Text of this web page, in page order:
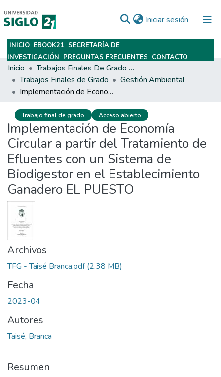
Iniciar sesión (current)
Subir
INICIO EBOOK21 SECRETARÍA DE
INVESTIGACIÓN PREGUNTAS FRECUENTES CONTACTO
Inicio
Trabajos Finales De Grado Y Posgrado
Trabajos Finales de Grado
Gestión Ambiental
Implementación de Economía Circular a partir del Tratamiento de Efluentes con un Sistema de Biodigestor en el Establecimiento Ganadero EL PUESTO
Trabajo final de grado Acceso abierto
Implementación de Economía
Circular a partir del Tratamiento de
Efluentes con un Sistema de
Biodigestor en el Establecimiento
Ganadero EL PUESTO
Archivos
TFG - Taisé Branca.pdf(2.38 MB)
Fecha
2023-04
Autores
Taisé, Branca
Resumen